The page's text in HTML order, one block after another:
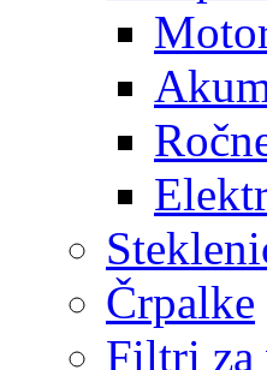
Črpalke
Filtri za